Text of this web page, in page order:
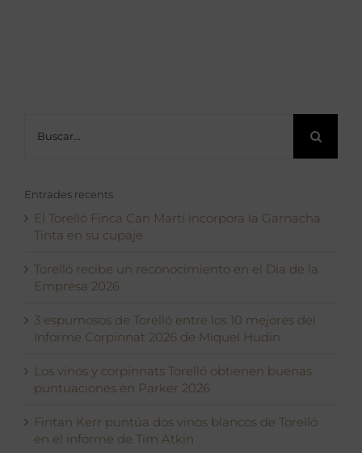
Entrades recents
El Torelló Finca Can Martí incorpora la Garnacha
Tinta en su cupaje
Torelló recibe un reconocimiento en el Dia de la
Empresa 2026
3 espumosos de Torelló entre los 10 mejores del
Informe Corpinnat 2026 de Miquel Hudin
Los vinos y corpinnats Torelló obtienen buenas
puntuaciones en Parker 2026
Fintan Kerr puntúa dos vinos blancos de Torelló
en el informe de Tim Atkin